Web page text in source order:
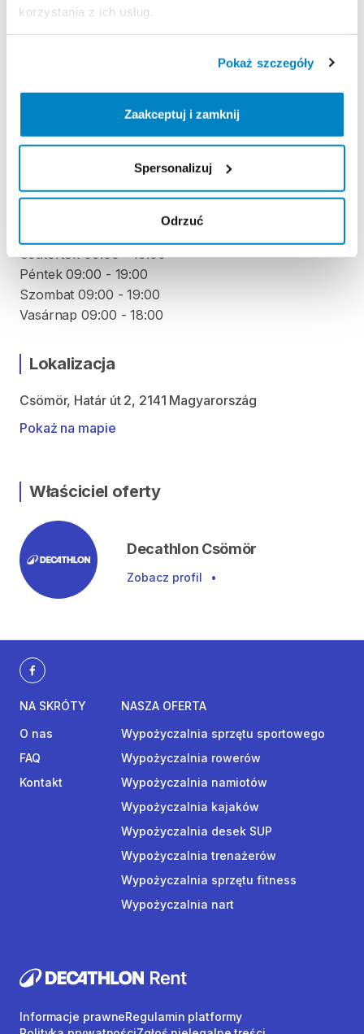
korzystania z ich usług.
Pokaż szczegóły
Zaakceptuj i zamknij
Spersonalizuj
Odrzuć
Zasady wypożyczenia
Regulamin wypożyczalni
ODBIÓR I ZWROT SPRZĘTU
Hétfő 09:00 - 19:00
Csütörtök 09:00 - 19:00
Péntek 09:00 - 19:00
Szombat 09:00 - 19:00
Vasárnap 09:00 - 18:00
Lokalizacja
Csömör, Határ út 2, 2141 Magyarország
Pokaż na mapie
Właściciel oferty
Decathlon Csömör
Zobacz profil •
NA SKRÓTY
O nas
FAQ
Kontakt
NASZA OFERTA
Wypożyczalnia sprzętu sportowego
Wypożyczalnia rowerów
Wypożyczalnia namiotów
Wypożyczalnia kajaków
Wypożyczalnia desek SUP
Wypożyczalnia trenażerów
Wypożyczalnia sprzętu fitness
Wypożyczalnia nart
Informacje prawneRegulamin platformy